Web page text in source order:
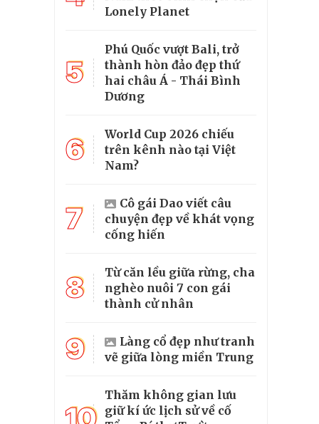
Lonely Planet
5
Phú Quốc vượt Bali, trở
thành hòn đảo đẹp thứ
hai châu Á - Thái Bình
Dương
6
World Cup 2026 chiếu
trên kênh nào tại Việt
Nam?
7
Cô gái Dao viết câu
chuyện đẹp về khát vọng
cống hiến
8
Từ căn lều giữa rừng, cha
nghèo nuôi 7 con gái
thành cử nhân
9
Làng cổ đẹp như tranh
vẽ giữa lòng miền Trung
Thăm không gian lưu
giữ kí ức lịch sử về cố